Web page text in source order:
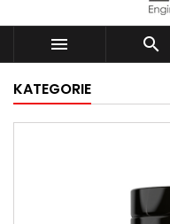
 
KATEGORIE